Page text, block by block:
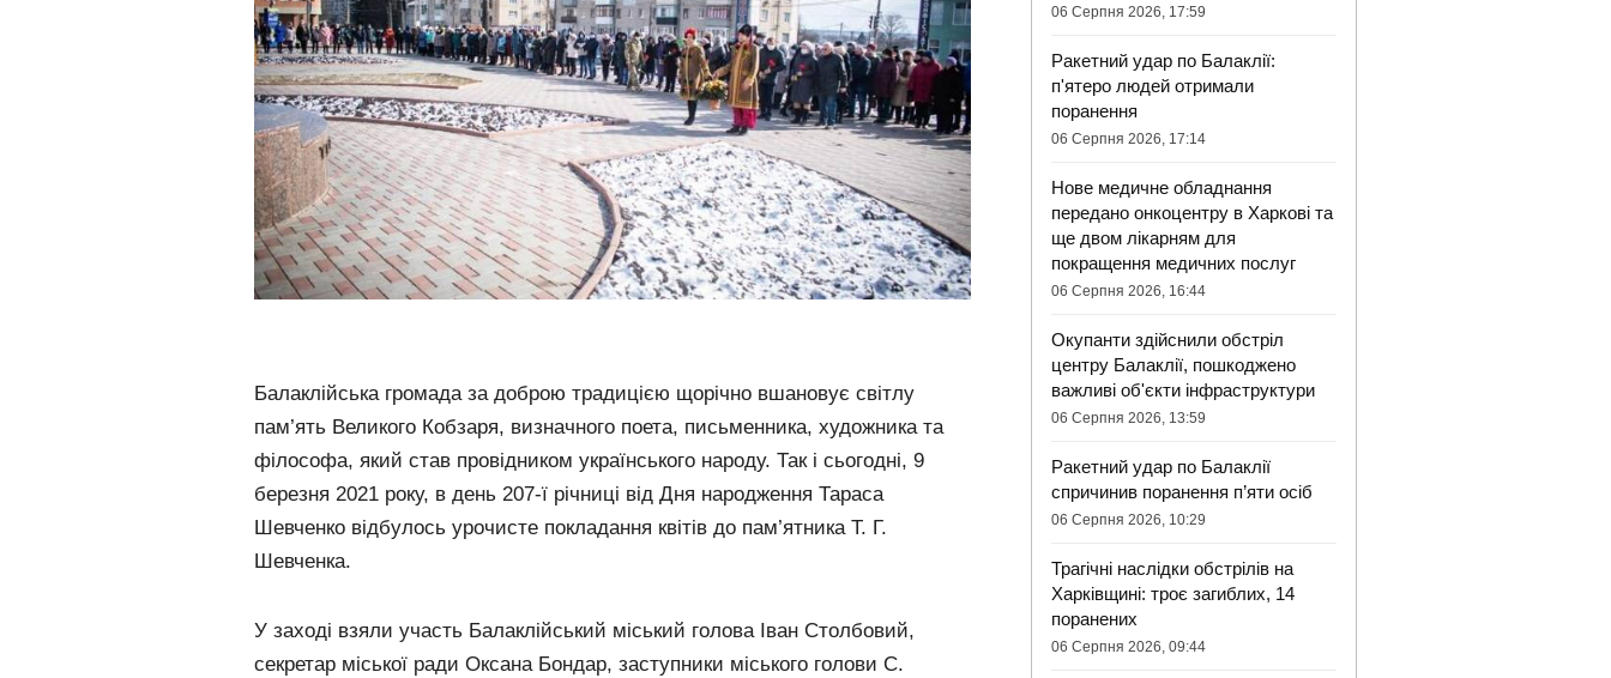
Балаклійська громада за доброю традицією щорічно вшановує світлу
пам’ять Великого Кобзаря, визначного поета, письменника, художника та
філософа, який став провідником українського народу. Так і сьогодні, 9
березня 2021 року, в день 207-ї річниці від Дня народження Тараса
Шевченко відбулось урочисте покладання квітів до пам’ятника Т. Г.
Шевченка.
У заході взяли участь Балаклійський міський голова Іван Столбовий,
секретар міської ради Оксана Бондар, заступники міського голови С.
06 Серпня 2026, 17:59
Ракетний удар по Балаклії:
п'ятеро людей отримали
поранення
06 Серпня 2026, 17:14
Нове медичне обладнання
передано онкоцентру в Харкові та
ще двом лікарням для
покращення медичних послуг
06 Серпня 2026, 16:44
Окупанти здійснили обстріл
центру Балаклії, пошкоджено
важливі об'єкти інфраструктури
06 Серпня 2026, 13:59
Ракетний удар по Балаклії
спричинив поранення п’яти осіб
06 Серпня 2026, 10:29
Трагічні наслідки обстрілів на
Харківщині: троє загиблих, 14
поранених
06 Серпня 2026, 09:44